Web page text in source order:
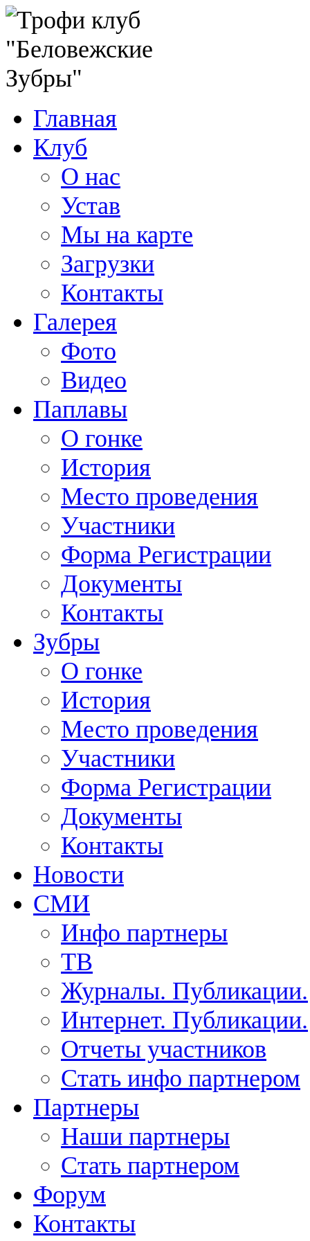
Главная
Клуб
О нас
Устав
Мы на карте
Загрузки
Контакты
Галерея
Фото
Видео
Паплавы
О гонке
История
Место проведения
Участники
Форма Регистрации
Документы
Контакты
Зубры
О гонке
История
Место проведения
Участники
Форма Регистрации
Документы
Контакты
Новости
СМИ
Инфо партнеры
ТВ
Журналы. Публикации.
Интернет. Публикации.
Отчеты участников
Стать инфо партнером
Партнеры
Наши партнеры
Стать партнером
Форум
Контакты